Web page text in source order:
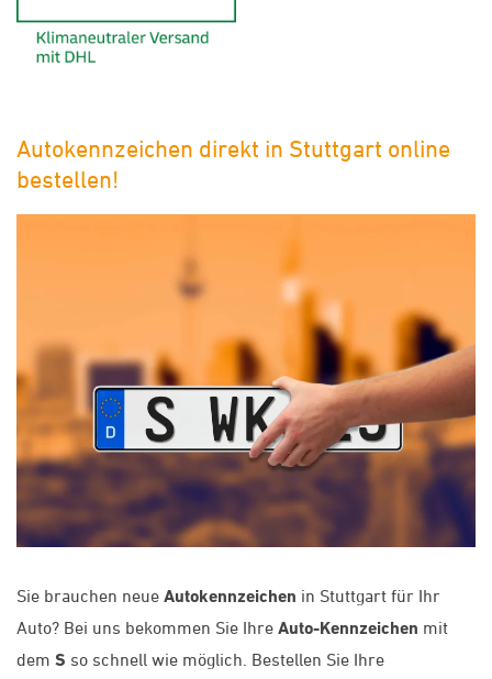
Autokennzeichen direkt in Stuttgart online
bestellen!
Sie brauchen neue Autokennzeichen in Stuttgart für Ihr
Auto? Bei uns bekommen Sie Ihre Auto-Kennzeichen mit
dem S so schnell wie möglich. Bestellen Sie Ihre